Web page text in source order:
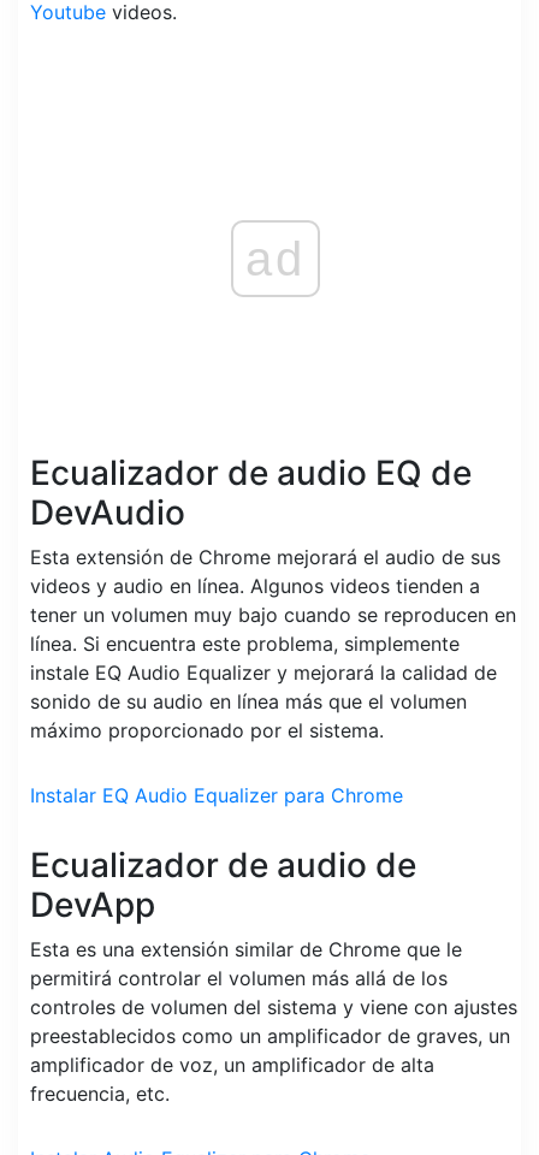
Youtube videos.
ad
Ecualizador de audio EQ de
DevAudio
Esta extensión de Chrome mejorará el audio de sus
videos y audio en línea. Algunos videos tienden a
tener un volumen muy bajo cuando se reproducen en
línea. Si encuentra este problema, simplemente
instale EQ Audio Equalizer y mejorará la calidad de
sonido de su audio en línea más que el volumen
máximo proporcionado por el sistema.
Instalar EQ Audio Equalizer para Chrome
Ecualizador de audio de
DevApp
Esta es una extensión similar de Chrome que le
permitirá controlar el volumen más allá de los
controles de volumen del sistema y viene con ajustes
preestablecidos como un amplificador de graves, un
amplificador de voz, un amplificador de alta
frecuencia, etc.